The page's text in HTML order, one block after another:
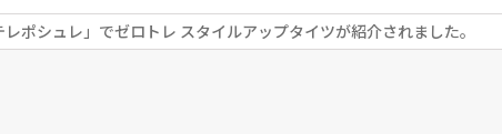
ポシュレ」でゼロトレ スタイルアップタイツが紹介されました。